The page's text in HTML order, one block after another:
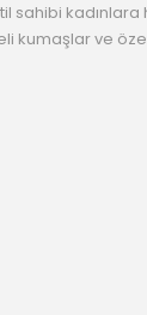
sahibi kadınlara
kumaşlar ve